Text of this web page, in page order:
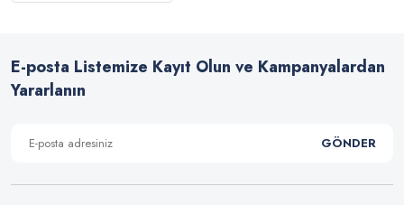
E-posta Listemize Kayıt Olun ve Kampanyalardan
Yararlanın
GÖNDER